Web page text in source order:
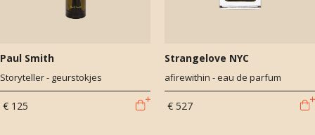
Paul Smith
Storyteller - geurstokjes
€ 125
Strangelove NYC
afirewithin - eau de parfum
€ 527